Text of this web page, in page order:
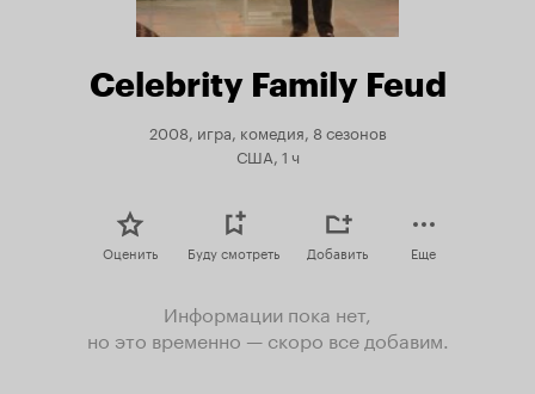
Celebrity Family Feud
2008, игра, комедия, 8 сезонов
США, 1 ч
Оценить Буду смотреть Добавить Еще
Информации пока нет,
но это временно — скоро все добавим.